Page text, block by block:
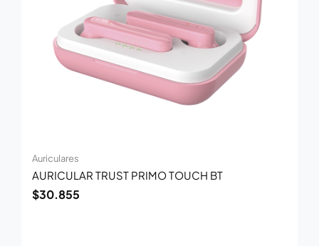
Auriculares
AURICULAR TRUST PRIMO TOUCH BT
$30.855